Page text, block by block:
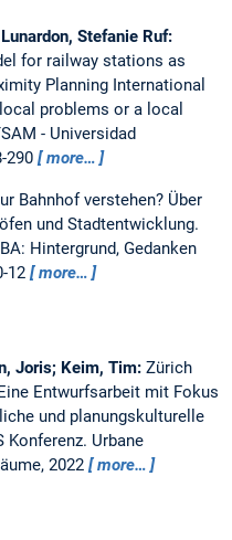
Stefanie Ruf:
for railway stations as
Planning International
problems or a local
- Universidad
290
more…
Bahnhof verstehen? Über
und Stadtentwicklung.
Hintergrund, Gedanken
12
more…
Joris; Keim, Tim: Zürich
Entwurfsarbeit mit Fokus
und planungskulturelle
Konferenz. Urbane
2022
more…